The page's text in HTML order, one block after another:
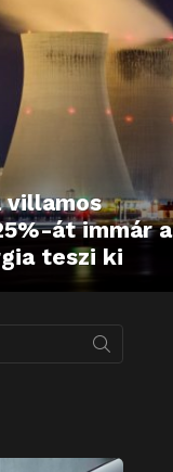
villamos
át immár a
teszi ki